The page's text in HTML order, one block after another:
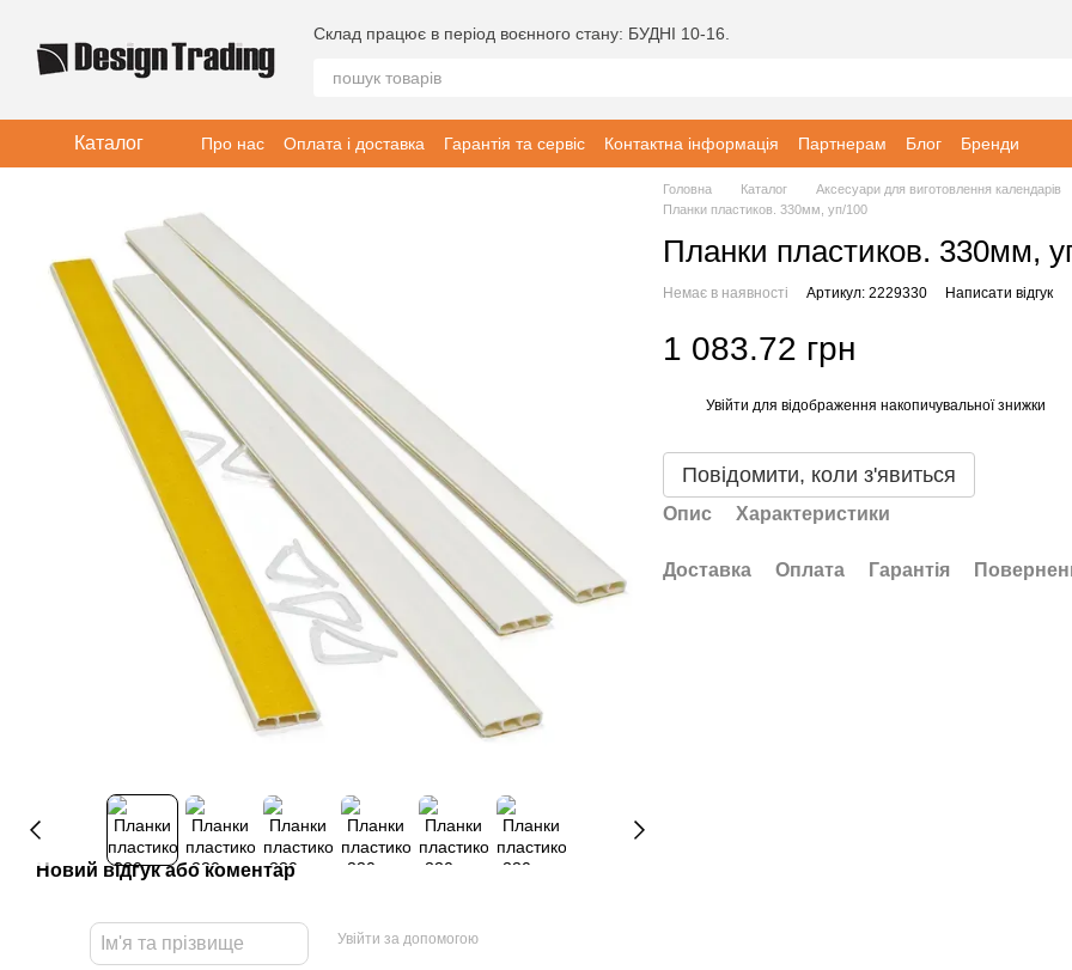
Склад працює в період воєнного стану: БУДНІ 10-16.
Каталог Про нас Оплата і доставка Гарантія та сервіс Контактна інформація Партнерам Блог Бренди
Новий відгук або коментар
Увійти за допомогою
Головна Каталог
Аксесуари для виготовлення календарів
Планки пластиков. 330мм, уп/100
Планки пластиков. 330мм,
Немає в наявності Артикул: 2229330 Написати відгук
1 083.72 грн
Увійти для відображення накопичувальної знижки
Повідомити, коли з'явиться
Опис Характеристики
Доставка Оплата Гарантія